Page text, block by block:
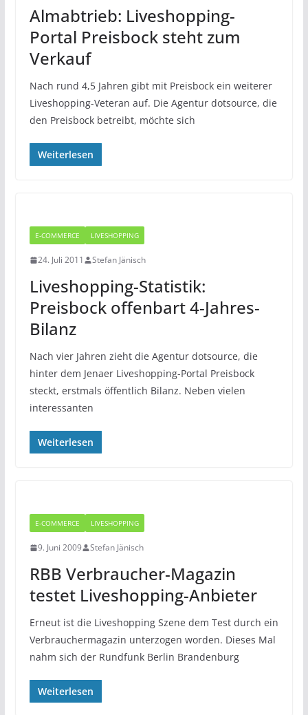
Almabtrieb: Liveshopping-
Portal Preisbock steht zum
Verkauf
Nach rund 4,5 Jahren gibt mit Preisbock ein weiterer
Liveshopping-Veteran auf. Die Agentur dotsource, die
den Preisbock betreibt, möchte sich
Weiterlesen
E-COMMERCE LIVESHOPPING
24. Juli 2011 Stefan Jänisch
Liveshopping-Statistik:
Preisbock offenbart 4-Jahres-
Bilanz
Nach vier Jahren zieht die Agentur dotsource, die
hinter dem Jenaer Liveshopping-Portal Preisbock
steckt, erstmals öffentlich Bilanz. Neben vielen
interessanten
Weiterlesen
E-COMMERCE LIVESHOPPING
9. Juni 2009 Stefan Jänisch
RBB Verbraucher-Magazin
testet Liveshopping-Anbieter
Erneut ist die Liveshopping Szene dem Test durch ein
Verbrauchermagazin unterzogen worden. Dieses Mal
nahm sich der Rundfunk Berlin Brandenburg
Weiterlesen